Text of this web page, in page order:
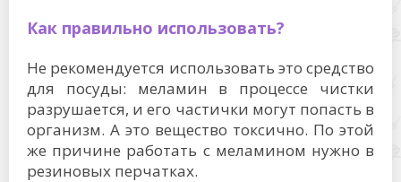
Как правильно использовать?
Не рекомендуется использовать это средство
для посуды: меламин в процессе чистки
разрушается, и его частички могут попасть в
организм. А это вещество токсично. По этой
же причине работать с меламином нужно в
резиновых перчатках.